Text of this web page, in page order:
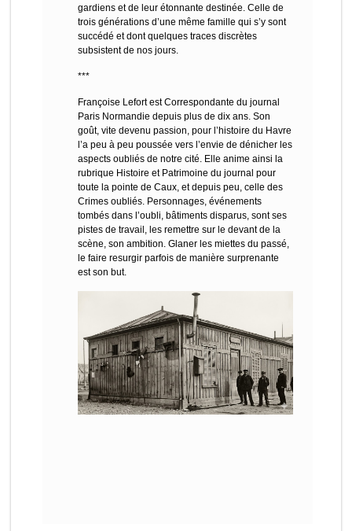
gardiens et de leur étonnante destinée. Celle de
trois générations d’une même famille qui s’y sont
succédé et dont quelques traces discrètes
subsistent de nos jours.
***
Françoise Lefort est Correspondante du journal
Paris Normandie depuis plus de dix ans. Son
goût, vite devenu passion, pour l’histoire du Havre
l’a peu à peu poussée vers l’envie de dénicher les
aspects oubliés de notre cité. Elle anime ainsi la
rubrique Histoire et Patrimoine du journal pour
toute la pointe de Caux, et depuis peu, celle des
Crimes oubliés. Personnages, événements
tombés dans l’oubli, bâtiments disparus, sont ses
pistes de travail, les remettre sur le devant de la
scène, son ambition. Glaner les miettes du passé,
le faire resurgir parfois de manière surprenante
est son but.